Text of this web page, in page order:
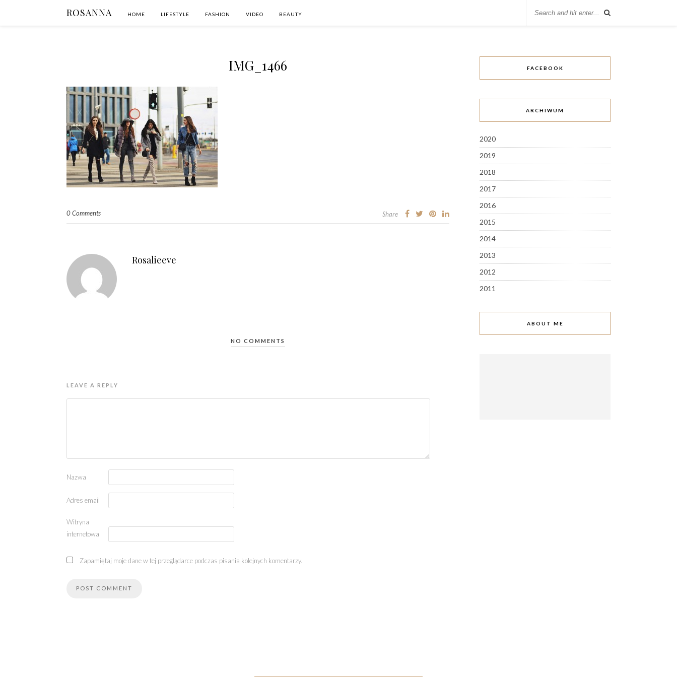
ROSANNA HOME LIFESTYLE FASHION VIDEO BEAUTY
IMG_1466
0 Comments Share
Rosalieeve
NO COMMENTS
LEAVE A REPLY
Nazwa
Adres email
Witryna
internetowa
Zapamiętaj moje dane w tej przeglądarce podczas pisania kolejnych komentarzy.
FACEBOOK
ARCHIWUM
2020
2019
2018
2017
2016
2015
2014
2013
2012
2011
ABOUT ME